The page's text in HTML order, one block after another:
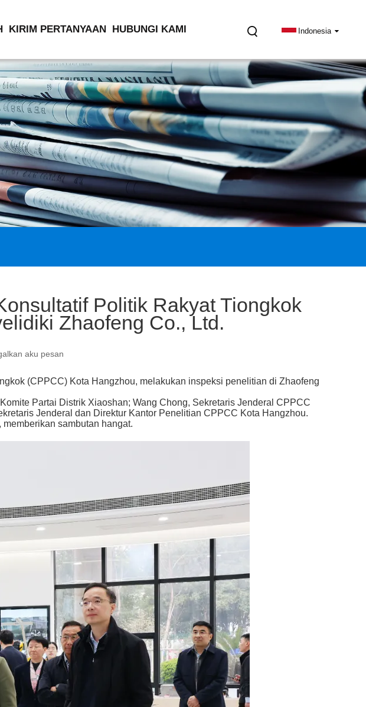
Indonesia
KIRIM PERTANYAAN HUBUNGI KAMI
Politik Rakyat Tiongkok
Zhaofeng Co., Ltd.
aku pesan
(CPPCC) Kota Hangzhou, melakukan inspeksi penelitian di Zhaofeng
Partai Distrik Xiaoshan; Wang Chong, Sekretaris Jenderal CPPCC
Jenderal dan Direktur Kantor Penelitian CPPCC Kota Hangzhou.
sambutan hangat.